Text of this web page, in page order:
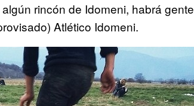
rincón de Idomeni, habrá gente
Atlético Idomeni.